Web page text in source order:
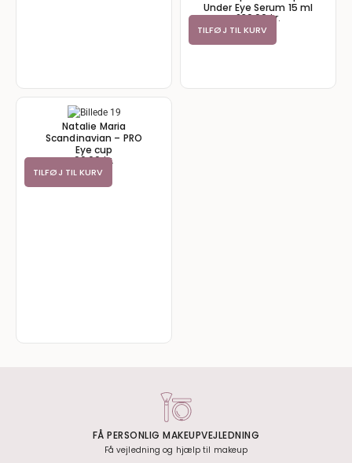
Under Eye Serum 15 ml
239,00kr.
TILFØJ TIL KURV
Natalie Maria
Scandinavian – PRO
Eye cup
90,00kr.
TILFØJ TIL KURV
FÅ PERSONLIG MAKEUPVEJLEDNING
Få vejledning og hjælp til makeup